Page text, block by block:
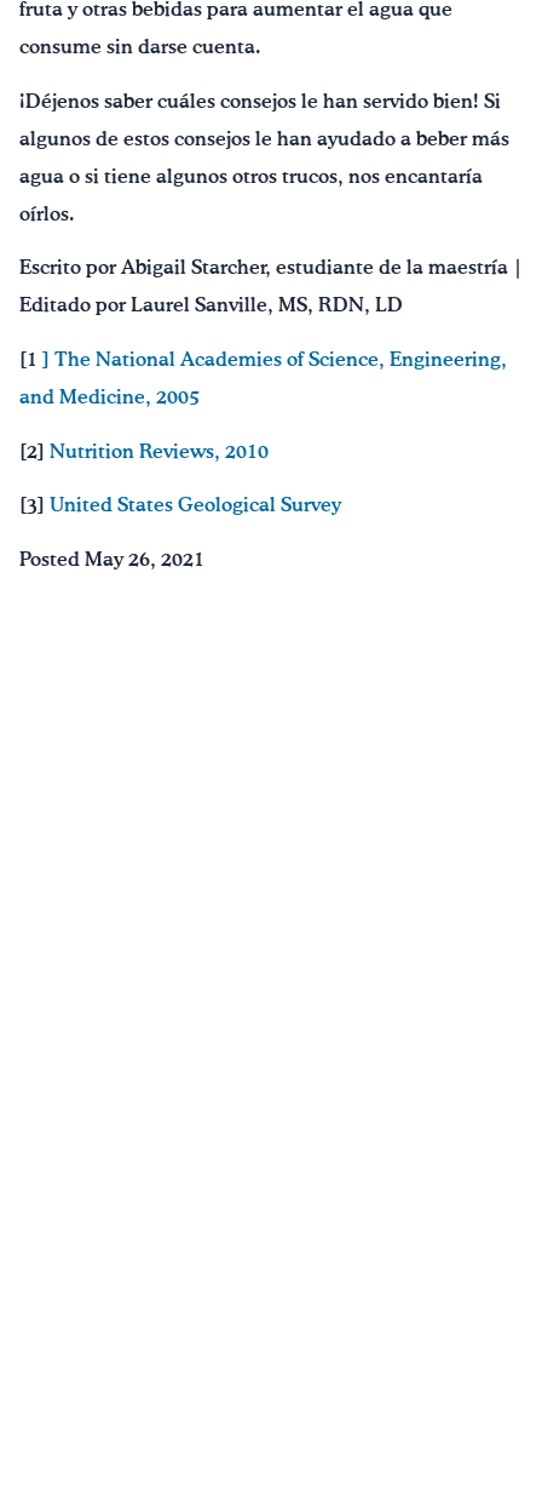
fruta y otras bebidas para aumentar el agua que
consume sin darse cuenta.
¡Déjenos saber cuáles consejos le han servido bien! Si
algunos de estos consejos le han ayudado a beber más
agua o si tiene algunos otros trucos, nos encantaría
oírlos.
Escrito por Abigail Starcher, estudiante de la maestría |
Editado por Laurel Sanville, MS, RDN, LD
[1 ] The National Academies of Science, Engineering,
and Medicine, 2005
[2] Nutrition Reviews, 2010
[3] United States Geological Survey
Posted May 26, 2021